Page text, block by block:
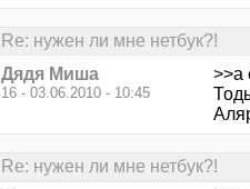
Re: нужен ли мне нетбук?!
Дядя Миша
16 - 03.06.2010 - 10:45
>>а
Re: нужен ли мне нетбук?!